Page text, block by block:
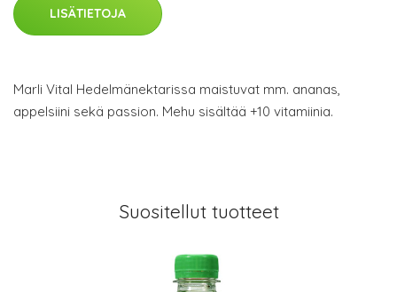
LISÄTIETOJA
Marli Vital Hedelmänektarissa maistuvat mm. ananas,
appelsiini sekä passion. Mehu sisältää +10 vitamiinia.
Suositellut tuotteet